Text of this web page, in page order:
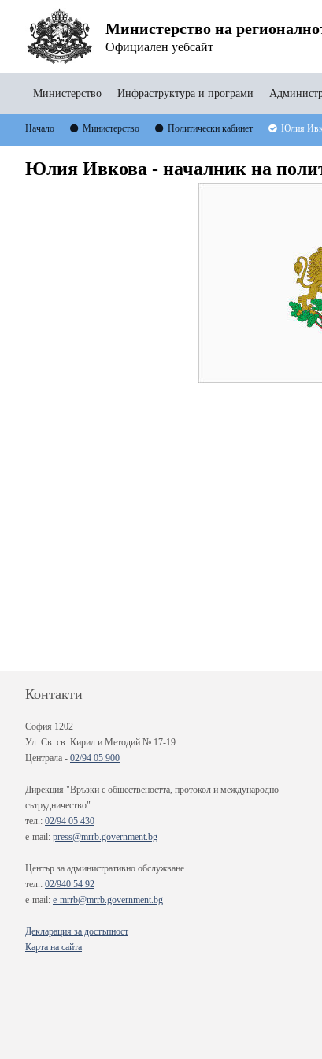
Министерство на
Официален уебсайт
Министерство Инфраструктура и програми
Начало Министерство Политически кабинет Юлия
Юлия Ивкова - началник на
Контакти
София 1202
Ул. Св. св. Кирил и Методий № 17-19
Централа - 02/94 05 900
Дирекция "Връзки с обществеността, протокол и международно
сътрудничество"
тел.: 02/94 05 430
e-mail: press@mrrb.government.bg
Център за административно обслужване
тел.: 02/940 54 92
e-mail: e-mrrb@mrrb.government.bg
Декларация за достъпност
Карта на сайта